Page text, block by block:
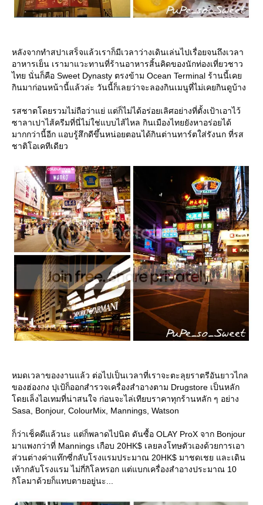
หลังจากทำสปาเสร็จแล้วเราก็มีเวลาว่างเดินเล่นไปเรื่อยจนถึงเวลา
อาหารเย็น เรามาแวะทานที่ร้านอาหารสิ้นคิดของนักท่องเที่ยวชาว
ไทย นั่นก็คือ Sweet Dynasty ตรงข้าม Ocean Terminal ร้านนี้เค
กินมาก่อนหน้านี้แล้วล่ะ วันนี้ก็เลยว่าจะลองกินเมนูที่ไม่เคยกินดูบ้าง
รสชาตโดยรวมไม่ถือว่าแย่ แต่ก็ไม่ได้อร่อยเลิศอย่างที่ตั้งเป้าเอาไว้
ซาลาเปาไส้ครีมที่นี่ไม่ใช่แบบไส้ไหล กินเมืองไทยยังหาอร่อยได้
มากกว่านี้อีก แอบรู้สึกดีขึ้นหน่อยตอนได้กินต่านทาร์ตใส่รังนก ที่รส
ชาติโอเคทีเดียว
หมดเวลาของงานแล้ว ต่อไปเป็นเวลาที่เราจะตะลุยราตรีอันยาวไกล
ของฮ่องกง ปุเป้ก็ออกสำรวจเครื่องสำอางตาม Drugstore เป็นหลัก
ดยเล็งไอเทมที่น่าสนใจ ก่อนจะไล่เทียบราคาทุกร้านหลัก ๆ อย่าง
Sasa, Bonjour, ColourMix, Mannings, Watson
ก็ว่าเช็คดีแล้วนะ แต่ก็พลาดไปนิด ดันซื้อ OLAY ProX จาก Bonjour
มาแพงกว่าที่ Mannings เกือบ 20HK$ เลยลงโทษตัวเองด้วยการเอา
ส่วนต่างค่าแท๊กซี่กลับโรงแรมประมาณ 20HK$ มาชดเชย และเดิน
เท้ากลับโรงแรม ไม่กี่กิโลหรอก แต่แบกเครื่องสำอางประมาณ 10
กิโลมาด้วยก็แทบตายอยู่นะ...